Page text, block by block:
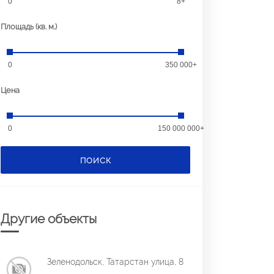
Площадь (кв. м.)
0 350 000+
Цена
0 150 000 000+
ПОИСК
Другие объекты
Зеленодольск, Татарстан улица, 8